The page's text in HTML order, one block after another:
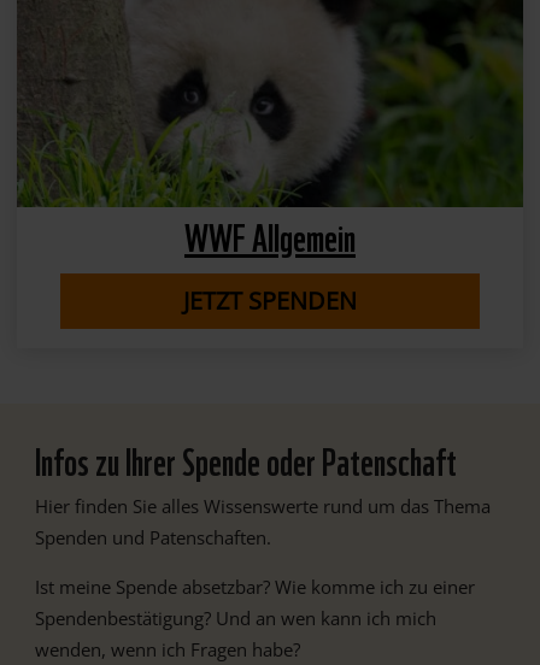
WWF Allgemein
JETZT SPENDEN
Infos zu Ihrer Spende oder Patenschaft
Hier finden Sie alles Wissenswerte rund um das Thema
Spenden und Patenschaften.
Ist meine Spende absetzbar? Wie komme ich zu einer
Spendenbestätigung? Und an wen kann ich mich
wenden, wenn ich Fragen habe?